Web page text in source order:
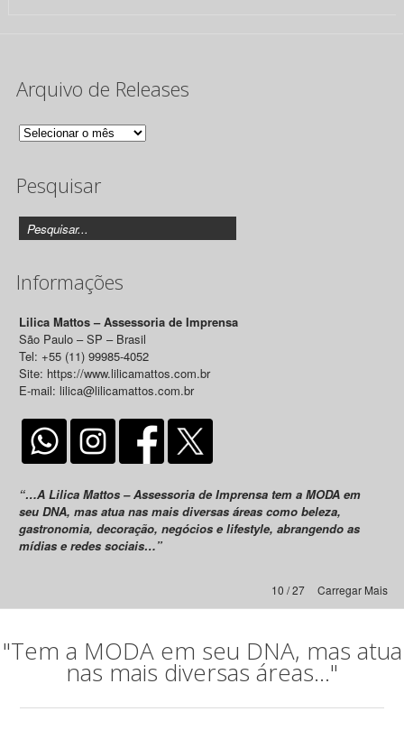
Arquivo de Releases
Arquivo
Releases
Pesquisar
Informações
Lilica Mattos – Assessoria de Imprensa
São Paulo – SP – Brasil
Tel: +55 (11) 99985-4052
Site: https://www.lilicamattos.com.br
E-mail: lilica@lilicamattos.com.br
“…A Lilica Mattos – Assessoria de Imprensa tem a MODA em
seu DNA, mas atua nas mais diversas áreas como beleza,
gastronomia, decoração, negócios e lifestyle, abrangendo as
mídias e redes sociais…”
Carregar Mais
10 / 27
"Tem a MODA em seu DNA, mas atua
nas mais diversas áreas..."